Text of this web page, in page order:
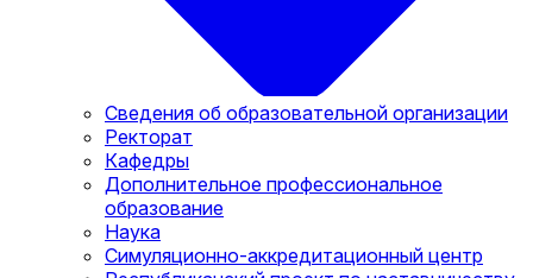
Сведения об образовательной организации
Ректорат
Кафедры
Дополнительное профессиональное
образование
Наука
Симуляционно-аккредитационный центр